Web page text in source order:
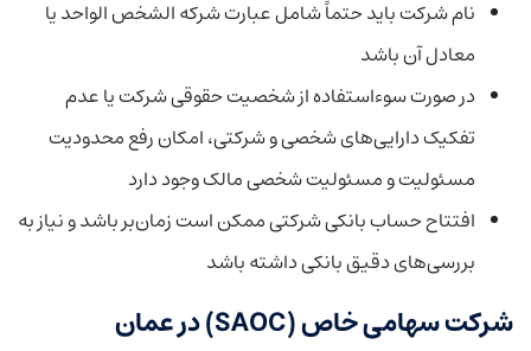
نام شرکت باید حتماً شامل عبارت شرکه الشخص الواحد یا
معادل آن باشد
در صورت سوءاستفاده از شخصیت حقوقی شرکت یا عدم
تفکیک دارایی‌های شخصی و شرکتی، امکان رفع محدودیت
مسئولیت و مسئولیت شخصی مالک وجود دارد
افتتاح حساب بانکی شرکتی ممکن است زمان‌بر باشد و نیاز به
بررسی‌های دقیق بانکی داشته باشد
شرکت سهامی خاص (SAOC) در عمان